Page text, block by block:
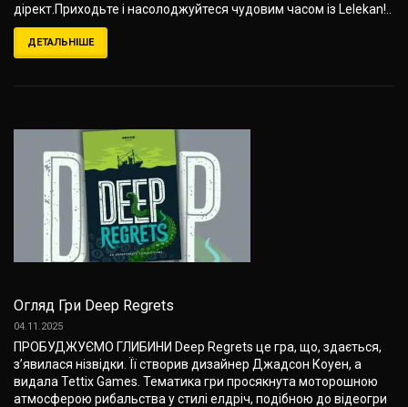
дірект.Приходьте і насолоджуйтеся чудовим часом із Lelekan!..
ДЕТАЛЬНІШЕ
Огляд Гри Deep Regrets
04.11.2025
ПРОБУДЖУЄМО ГЛИБИНИ Deep Regrets це гра, що, здається,
з’явилася нізвідки. Її створив дизайнер Джадсон Коуен, а
видала Tettix Games. Тематика гри просякнута моторошною
атмосферою рибальства у стилі елдріч, подібною до відеогри